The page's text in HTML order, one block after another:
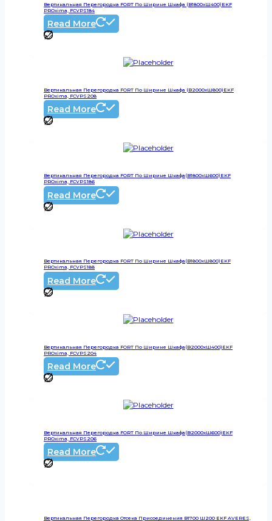
Вертикальная Перегородка FORT По Ширине Шкафа (В1800хШ400)EKF
PROxima, FCVPS184
Read More
Вертикальная Перегородка FORT По Ширине Шкафа (В2000хШ800)EKF
PROxima, FCVPS208
Read More
Вертикальная Перегородка FORT По Ширине Шкафа(В1800хШ600)EKF
PROxima, FCVPS186
Read More
Вертикальная Перегородка FORT По Ширине Шкафа(В1800хШ800)EKF
PROxima, FCVPS188
Read More
Вертикальная Перегородка FORT По Ширине Шкафа(В2000хШ400)EKF
PROxima, FCVPS204
Read More
Вертикальная Перегородка FORT По Ширине Шкафа(В2000хШ600)EKF
PROxima, FCVPS206
Read More
Вертикальная Перегородка Отсека Присоединения В1700 Ш200 EKF AVERES,